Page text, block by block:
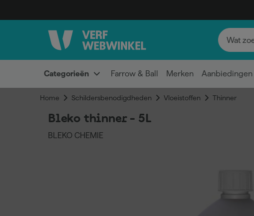
Categorieën Farrow & Ball Merken Aanbiedingen
Home Schildersbenodigdheden Vloeistoffen Thinner
Bleko thinner - 5L
BLEKO CHEMIE